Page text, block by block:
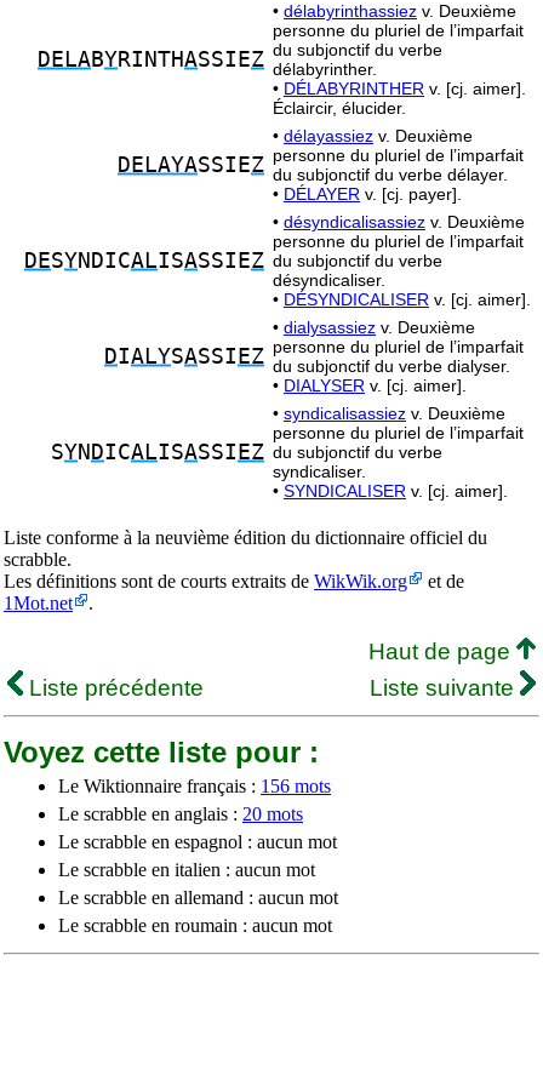
DELABYRINTHASSIEZ
• délabyrinthassiez v. Deuxième
personne du pluriel de l’imparfait
du subjonctif du verbe
délabyrinther.
• DÉLABYRINTHER v. [cj. aimer].
Éclaircir, élucider.
DELAYASSIEZ
• délayassiez v. Deuxième
personne du pluriel de l’imparfait
du subjonctif du verbe délayer.
• DÉLAYER v. [cj. payer].
DESYNDICALISASSIEZ
• désyndicalisassiez v. Deuxième
personne du pluriel de l’imparfait
du subjonctif du verbe
désyndicaliser.
• DÉSYNDICALISER v. [cj. aimer].
DIALYSASSI EZ
• dialysassiez v. Deuxième
personne du pluriel de l’imparfait
du subjonctif du verbe dialyser.
• DIALYSER v. [cj. aimer].
SYN DICALISASSI EZ
• syndicalisassiez v. Deuxième
personne du pluriel de l’imparfait
du subjonctif du verbe
syndicaliser.
• SYNDICALISER v. [cj. aimer].
Liste conforme à la neuvième édition du dictionnaire officiel du
scrabble.
Les définitions sont de courts extraits de WikWik.org
et de
1Mot.net
.
Haut de page
Liste précédente
Liste suivante
Voyez cette liste pour :
Le Wiktionnaire français : 156 mots
Le scrabble en anglais : 20 mots
Le scrabble en espagnol : aucun mot
Le scrabble en italien : aucun mot
Le scrabble en allemand : aucun mot
Le scrabble en roumain : aucun mot